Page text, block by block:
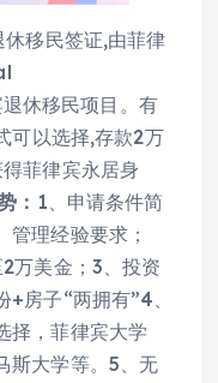
休移民签证,由菲律
休移民项目。有
可以选择,存款2万
菲律宾永居身
： 1、申请条件简
理经验要求；
万美金；3、投资
房子“两拥有”4、
择，菲律宾大学
斯大学等。5、无